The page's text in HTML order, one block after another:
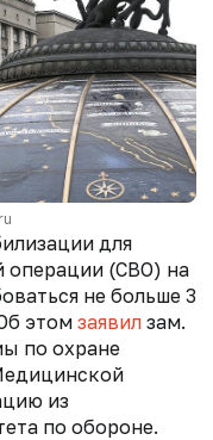
для
операции (СВО) на
не больше 3
этом заявил зам.
по охране
из
по обороне.